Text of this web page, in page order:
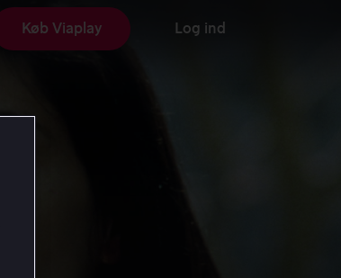
Køb Viaplay Log ind